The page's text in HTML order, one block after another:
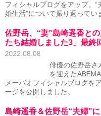
フィシャルブログをアップ。“
婚生活”について振り返ってい
佐野岳、“妻”島崎遥香と
たち結婚しました3」最終
2022.08.08
俳優の佐野岳さ
を迎えた
メーバオフィシャルブログを
ージを公開しました。
島崎遥香＆佐野岳“夫婦”